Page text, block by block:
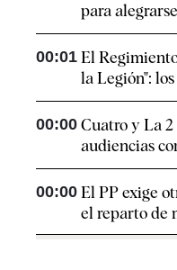
para
00:01 El
la Legión":
00:00 Cuatro y La 2
audiencias
00:00 El PP exige
el reparto de